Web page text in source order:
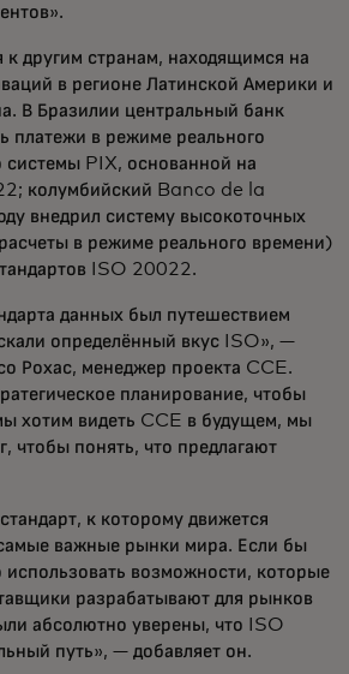
к другим странам, находящимся на
в регионе Латинской Америки и
В Бразилии центральный банк
платежи в режиме реального
PIX, основанной на
колумбийский Banco de la
внедрил систему высокоточных
в режиме реального времени)
ISO 20022.
данных был путешествием
определённый вкус ISO», —
Рохас, менеджер проекта CCE.
планирование, чтобы
хотим видеть CCE в будущем, мы
чтобы понять, что предлагают
к которому движется
важные рынки мира. Если бы
возможности, которые
разрабатывают для рынков
абсолютно уверены, что ISO
путь», — добавляет он.